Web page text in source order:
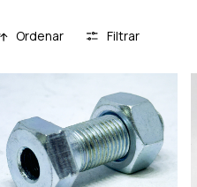
Ordenar Filtrar